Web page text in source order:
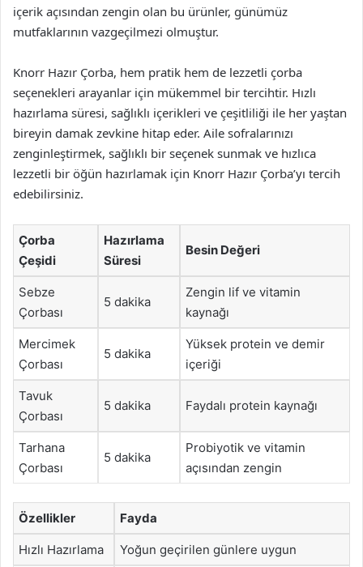
içerik açısından zengin olan bu ürünler, günümüz
mutfaklarının vazgeçilmezi olmuştur.
Knorr Hazır Çorba, hem pratik hem de lezzetli çorba
seçenekleri arayanlar için mükemmel bir tercihtir. Hızlı
hazırlama süresi, sağlıklı içerikleri ve çeşitliliği ile her yaştan
bireyin damak zevkine hitap eder. Aile sofralarınızı
zenginleştirmek, sağlıklı bir seçenek sunmak ve hızlıca
lezzetli bir öğün hazırlamak için Knorr Hazır Çorba’yı tercih
edebilirsiniz.
Çorba
Çeşidi
Hazırlama
Süresi
Besin Değeri
Sebze
Çorbası
5 dakika
Zengin lif ve vitamin
kaynağı
Mercimek
Çorbası
5 dakika
Yüksek protein ve demir
içeriği
Tavuk
Çorbası
5 dakika Faydalı protein kaynağı
Tarhana
Çorbası
5 dakika
Probiyotik ve vitamin
açısından zengin
Özellikler Fayda
Hızlı Hazırlama Yoğun geçirilen günlere uygun